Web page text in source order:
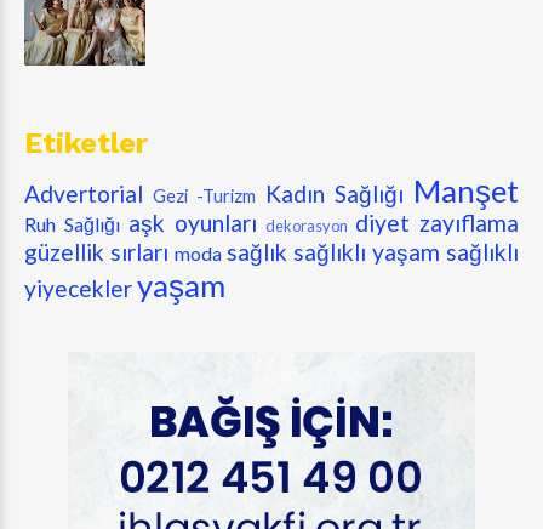
Etiketler
Advertorial Gezi -Turizm Kadın Sağlığı Manşet
Ruh Sağlığı aşk oyunları dekorasyon diyet zayıflama
güzellik sırları moda sağlık sağlıklı yaşam sağlıklı
yiyecekleryaşam